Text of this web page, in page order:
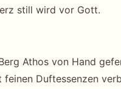
still wird vor Gott.
Athos von Hand
Duftessenzen